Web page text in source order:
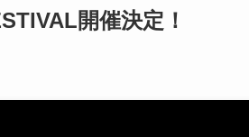
開催決定！